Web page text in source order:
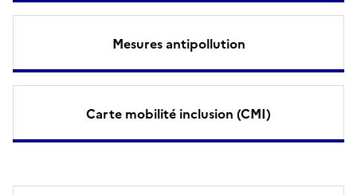
Mesures antipollution
Carte mobilité inclusion (CMI)